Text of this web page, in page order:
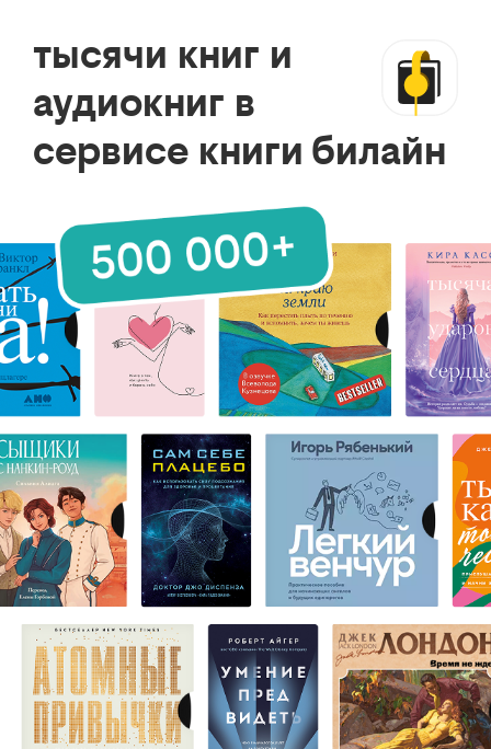
тысячи книг и
аудиокниг в
сервисе книги билайн